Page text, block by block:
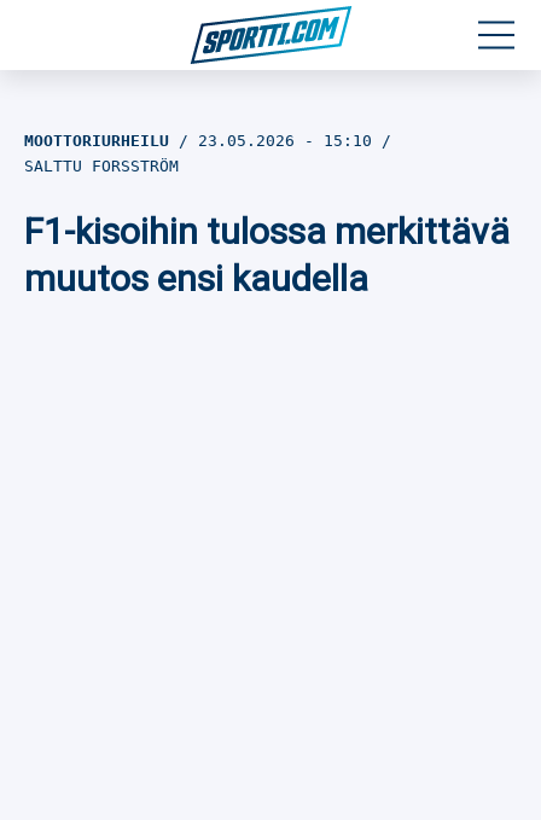
Jalkapallo
MOOTTORIURHEILU 23.05.2026 - 15:10
SALTTU FORSSTRÖM
F1-kisoihin tulossa merkittävä
muutos ensi kaudella